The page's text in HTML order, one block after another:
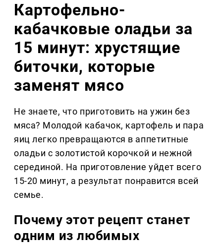
Картофельно-
кабачковые оладьи за
15 минут: хрустящие
биточки, которые
заменят мясо
Не знаете, что приготовить на ужин без
мяса? Молодой кабачок, картофель и пара
яиц легко превращаются в аппетитные
оладьи с золотистой корочкой и нежной
серединой. На приготовление уйдет всего
15-20 минут, а результат понравится всей
семье.
Почему этот рецепт станет
одним из любимых